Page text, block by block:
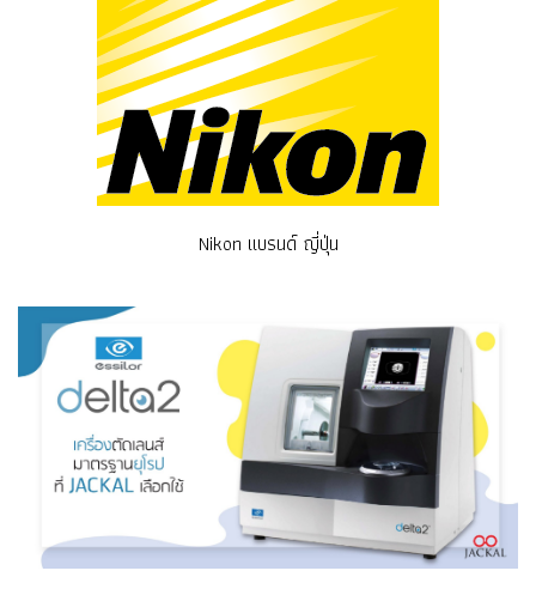
Nikon แบรนด์ ญี่ปุ่น